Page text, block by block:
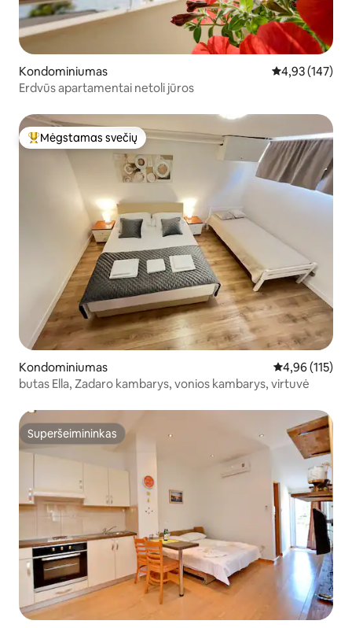
Kondominiumas Vidutinis
4,93 (147)
Erdvūs apartamentai netoli jūros
Svečių mėgstamiausias
Mėgstamas svečių
Kondominiumas Vidutinis
4,96 (115)
butas Ella, Zadaro kambarys, vonios kambarys, virtuvė
Superšeimininkas
Superšeimininkas